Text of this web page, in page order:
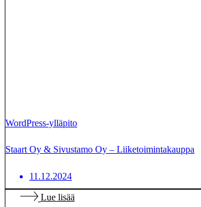
WordPress-ylläpito
Staart Oy & Sivustamo Oy – Liiketoimintakauppa
11.12.2024
Lue lisää